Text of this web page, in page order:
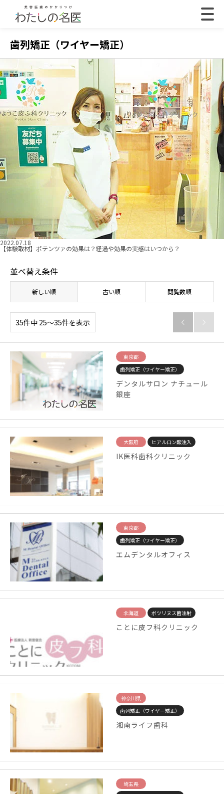
歯列矯正（ワイヤー矯正）
2022.07.18
【体験取材】ポテンツァの効果は？経過や効果の実感はいつから？
並べ替え条件
新しい順 古い順 閲覧数順
35件中 25〜35件を表示  
東京都
歯列矯正（ワイヤー矯正）
デンタルサロン ナチュール
銀座
大阪府 ヒアルロン酸注入
IK医科歯科クリニック
東京都
歯列矯正（ワイヤー矯正）
エムデンタルオフィス
北海道 ボツリヌス菌注射
ことに皮フ科クリニック
神奈川県
歯列矯正（ワイヤー矯正）
湘南ライフ歯科
埼玉県